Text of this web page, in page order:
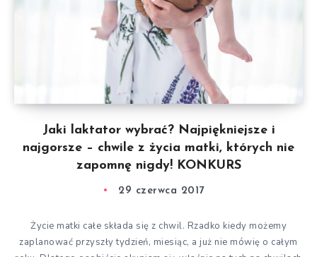
Jaki laktator wybrać? Najpiękniejsze i
najgorsze – chwile z życia matki, których nie
zapomnę nigdy! KONKURS
29 czerwca 2017
Życie matki całe składa się z chwil. Rzadko kiedy możemy
zaplanować przyszły tydzień, miesiąc, a już nie mówię o całym